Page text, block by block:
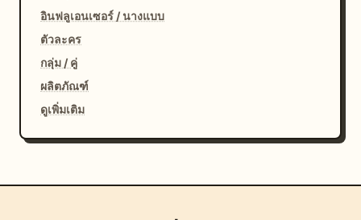
อินฟลูเอนเซอร์ / นางแบบ
ตัวละคร
กลุ่ม / คู่
ผลิตภัณฑ์
ดูเพิ่มเติม